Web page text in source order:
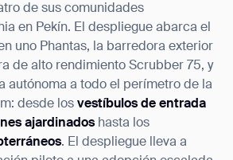
de sus comunidades
en Pekín. El despliegue abarca el
uno Phantas, la barredora exterior
de alto rendimiento Scrubber 75, y
autónoma a todo el perímetro de la
desde los vestíbulos de entrada
ajardinados hasta los
. El despliegue lleva a
time.
SUBMIT